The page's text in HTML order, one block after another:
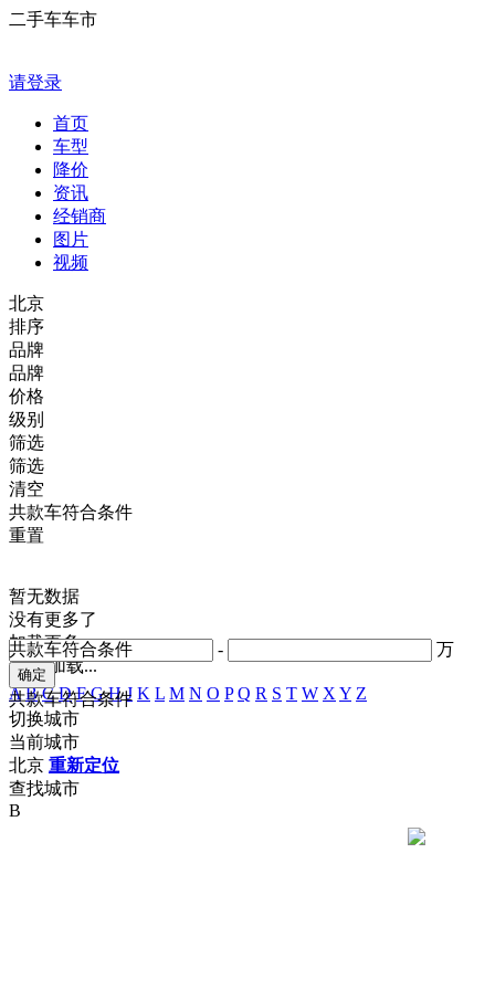
二手车车市
请登录
首页
车型
降价
资讯
经销商
图片
视频
北京
排序
品牌
品牌
价格
- 万
共款车符合条件
级别
共款车符合条件
筛选
筛选
清空
共款车符合条件
重置
暂无数据
没有更多了
加载更多
正在加载...
A B C D F G H J K L M N O P Q R S T W X Y Z
切换城市
当前城市
北京 重新定位
查找城市
B